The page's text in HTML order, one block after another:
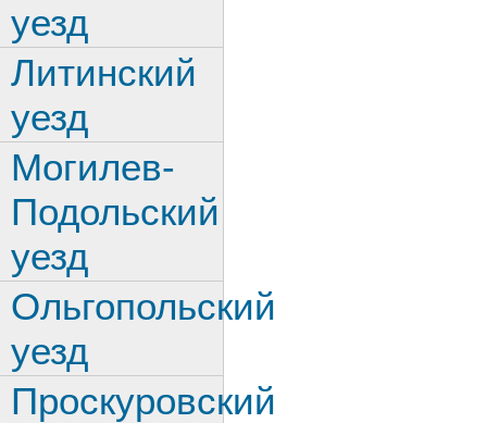
уезд
Литинский
уезд
Могилев-
Подольский
уезд
Ольгопольский
уезд
Проскуровский